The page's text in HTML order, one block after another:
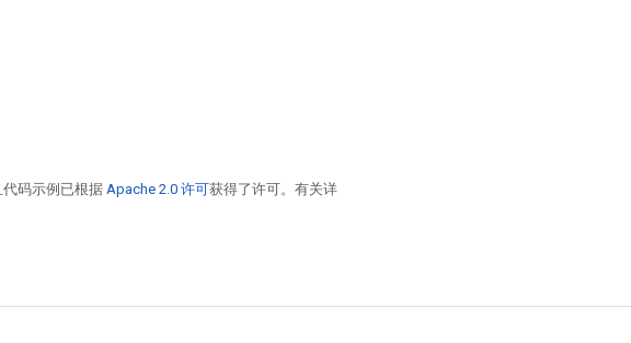
码示例已根据 Apache 2.0 许可获得了许可。有关详